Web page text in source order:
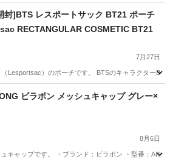
トレーナー
トサック BT21 ポーチ
RECTANGULAR COSMETIC BT21
7月27日
Lesportsac）のポーチです。 BTSのキャラクター
バッグ レスポートサック
ン メッシュキャップ グレー×
8月6日
キャップです。 ・ブランド：ビラボン ・型番：